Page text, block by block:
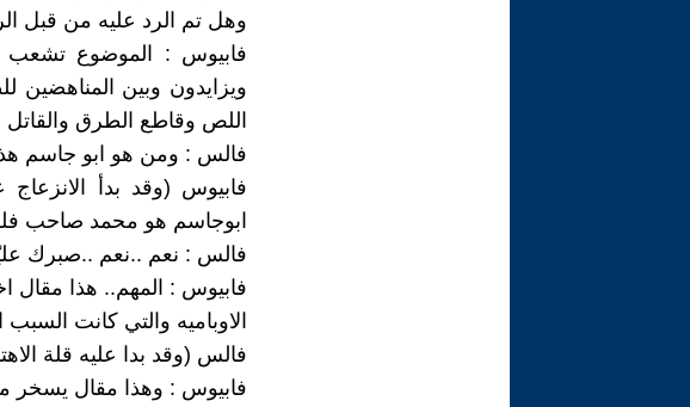
وهل تم الرد عليه من قبل
فابيوس : الموضوع تشعب
ويزايدون وبين المناهضين
اللص وقاطع الطرق
فالس : ومن هو ابو جاسم
فابيوس (وقد بدأ
ابوجاسم هو محمد صاحب
فالس : نعم ..نعم ..صبرك
فابيوس : المهم.. هذا مقال
الاوباميه والتي كانت
فالس (وقد بدا عليه قلة
فابيوس : وهذا مقال يسخر